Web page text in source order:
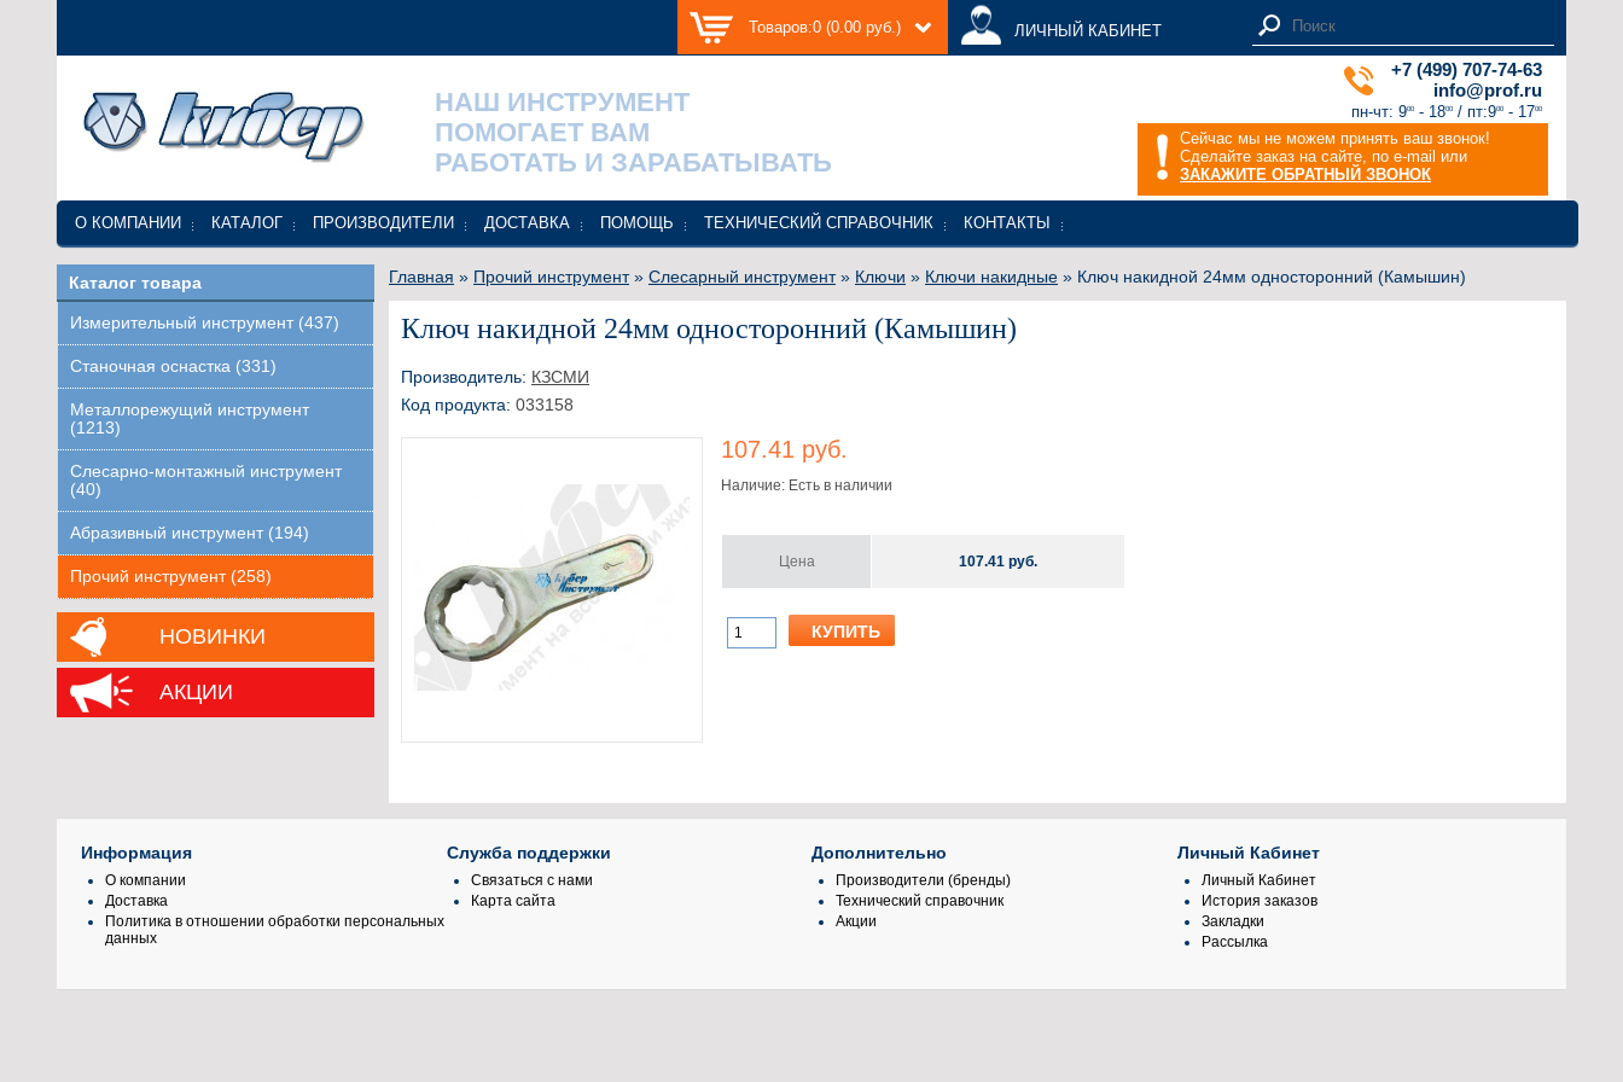
Товаров:0 (0.00 руб.) ЛИЧНЫЙ КАБИНЕТ
НАШ ИНСТРУМЕНТ
ПОМОГАЕТ ВАМ
РАБОТАТЬ И ЗАРАБАТЫВАТЬ
+7 (499) 707-74-63
info@prof.ru
пн-чт: 900 - 1800 / пт:900 - 1700
Сейчас мы не можем принять ваш звонок!
Сделайте заказ на сайте, по e-mail или
ЗАКАЖИТЕ ОБРАТНЫЙ ЗВОНОК
О КОМПАНИИ КАТАЛОГ ПРОИЗВОДИТЕЛИ ДОСТАВКА ПОМОЩЬ ТЕХНИЧЕСКИЙ СПРАВОЧНИК КОНТАКТЫ
Каталог товара
Измерительный инструмент (437)
Станочная оснастка (331)
Металлорежущий инструмент
(1213)
Слесарно-монтажный инструмент
(40)
Абразивный инструмент (194)
Прочий инструмент (258)
НОВИНКИ
АКЦИИ
Главная » Прочий инструмент» Слесарный инструмент» Ключи » Ключи накидные » Ключ накидной 24мм односторонний (Камышин)
Ключ накидной 24мм односторонний (Камышин)
Производитель: КЗСМИ
Код продукта: 033158
107.41 руб.
Наличие: Есть в наличии
Цена 107.41 руб.
Информация
О компании
Доставка
Политика в отношении обработки персональных
данных
Служба поддержки
Связаться с нами
Карта сайта
Дополнительно
Производители (бренды)
Технический справочник
Акции
Личный Кабинет
Личный Кабинет
История заказов
Закладки
Рассылка